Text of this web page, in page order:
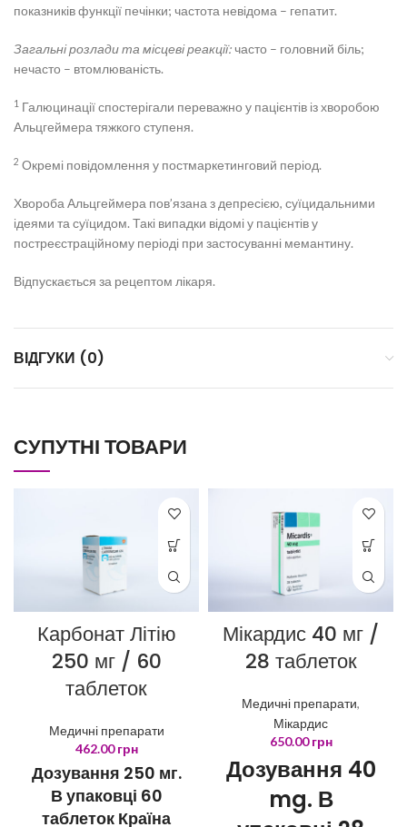
показників функції печінки; частота невідома – гепатит.
Загальні розлади та місцеві реакції:часто – головний біль;
нечасто – втомлюваність.
1 Галюцинації спостерігали переважно у пацієнтів із хворобою
Альцгеймера тяжкого ступеня.
2 Окремі повідомлення у постмаркетинговий період.
Хвороба Альцгеймера пов’язана з депресією, суїцидальними
ідеями та суїцидом. Такі випадки відомі у пацієнтів у
постреєстраційному періоді при застосуванні мемантину.
Відпускається за рецептом лікаря.
ВІДГУКИ (0)
СУПУТНІ ТОВАРИ
Карбонат Літію
250 мг / 60
таблеток
Медичні препарати
462.00грн
Дозування 250 мг.
В упаковці 60
таблеток Країна
Мікардис 40 мг /
28 таблеток
Медичні препарати,
Мікардис
650.00грн
Дозування 40
mg. В